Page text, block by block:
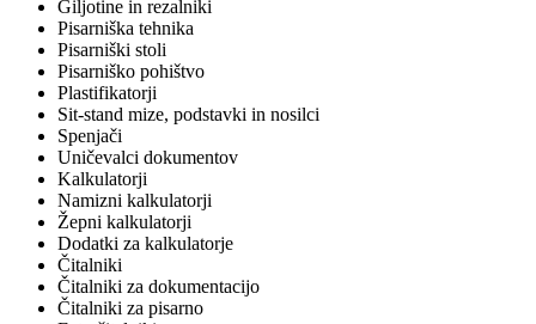
Giljotine in rezalniki
Pisarniška tehnika
Pisarniški stoli
Pisarniško pohištvo
Plastifikatorji
Sit-stand mize, podstavki in nosilci
Spenjači
Uničevalci dokumentov
Kalkulatorji
Namizni kalkulatorji
Žepni kalkulatorji
Dodatki za kalkulatorje
Čitalniki
Čitalniki za dokumentacijo
Čitalniki za pisarno